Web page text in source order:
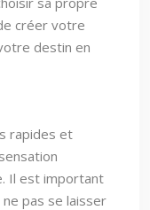
créer votre
destin en
rapides et
Il est important
pas se laisser